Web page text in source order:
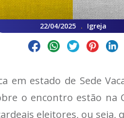
22/04/2025 . Igreja
em estado de Sede
o encontro estão na
eleitores, ou seja,